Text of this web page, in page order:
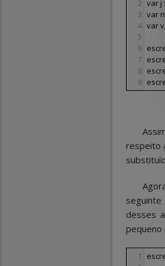
2 var j
3 var
4 var
5
6
7
8
9
respeito
desses
pequeno
1